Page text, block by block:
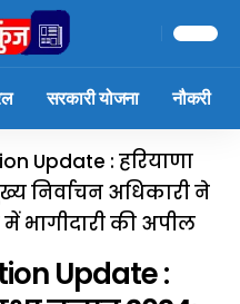
सरकारी योजना नौकरी
Update : हरियाणा
निर्वाचन अधिकारी ने
भागीदारी की अपील
Update :